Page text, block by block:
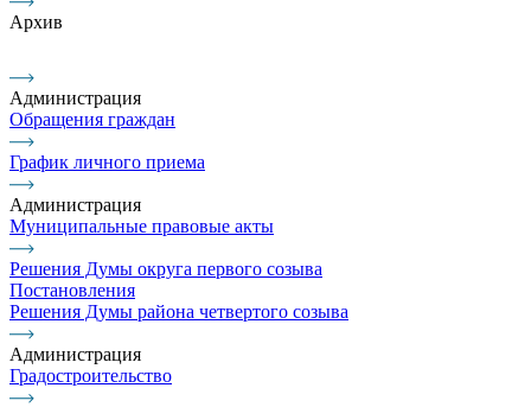
Архив
Администрация
Обращения граждан
График личного приема
Администрация
Муниципальные правовые акты
Решения Думы округа первого созыва
Постановления
Решения Думы района четвертого созыва
Администрация
Градостроительство